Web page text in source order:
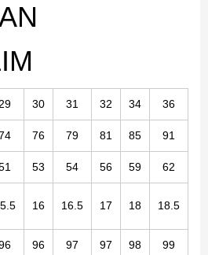
29 30 31 32 34 36
76 79 81 85 91
53 54 56 59 62
16 16.5 17 18 18.5
96 97 97 98 99